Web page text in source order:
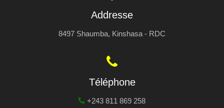
Addresse
8497 Shaumba, Kinshasa - RDC
Téléphone
+243 811 869 258